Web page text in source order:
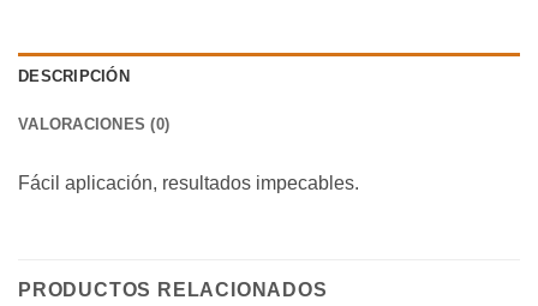
DESCRIPCIÓN
VALORACIONES (0)
Fácil aplicación, resultados impecables.
PRODUCTOS RELACIONADOS